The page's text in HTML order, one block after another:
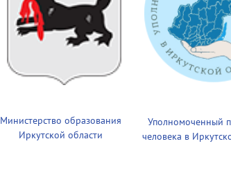
Министерство образования
Иркутской области
Уполномоченный
человека в